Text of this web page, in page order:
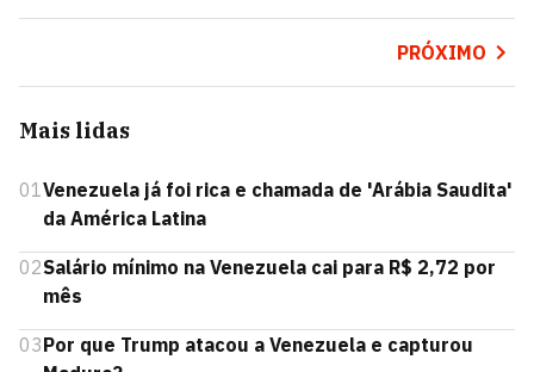
PRÓXIMO
Mais lidas
01Venezuela já foi rica e chamada de 'Arábia Saudita'
da América Latina
02Salário mínimo na Venezuela cai para R$ 2,72 por
mês
03Por que Trump atacou a Venezuela e capturou